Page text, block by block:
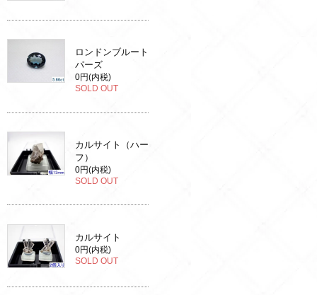
ロンドンブルート
パーズ
0円(内税)
SOLD OUT
カルサイト（ハー
フ）
0円(内税)
SOLD OUT
カルサイト
0円(内税)
SOLD OUT